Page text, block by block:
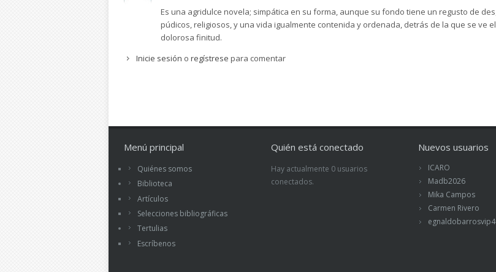
Es una agridulce novela; simpática en su forma, aunque su fondo tiene un regusto de
púdicos, religiosos, y una vida igualmente contenida y ordenada, detrás de la que se ve
dolorosa finitud.
Inicie sesión o regístrese para comentar
Menú principal
Quiénes somos
Biblioteca
Artículos
Selecciones bibliográficas
Tertulias
Escríbenos
Quién está conectado
Hay actualmente 0 usuarios
conectados.
Nuevos usuarios
ICARO
Madb2026
Mika Campos
Carmen Rivero